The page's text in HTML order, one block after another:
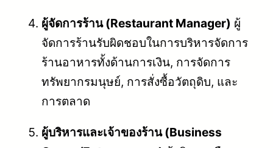
ผู้จัดการร้าน (Restaurant Manager) ผู้
จัดการร้านรับผิดชอบในการบริหารจัดการ
ร้านอาหารทั้งด้านการเงิน, การจัดการ
ทรัพยากรมนุษย์, การสั่งซื้อวัตถุดิบ, และ
การตลาด
ผู้บริหารและเจ้าของร้าน (Business